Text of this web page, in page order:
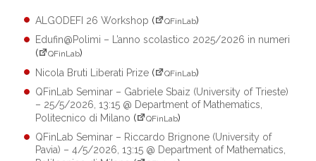
ALGODEFI 26 Workshop ( QFinLab)
Edufin@Polimi – L’anno scolastico 2025/2026 in numeri
(
QFinLab)
Nicola Bruti Liberati Prize ( QFinLab)
QFinLab Seminar – Gabriele Sbaiz (University of Trieste)
– 25/5/2026, 13:15 @ Department of Mathematics,
Politecnico di Milano ( QFinLab)
QFinLab Seminar – Riccardo Brignone (University of
Pavia) – 4/5/2026, 13:15 @ Department of Mathematics,